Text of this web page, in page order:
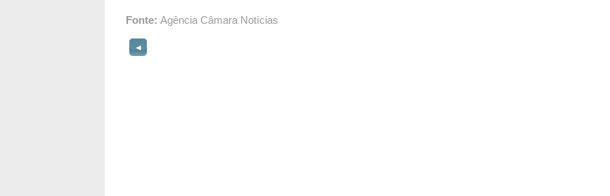
Fonte: Agência Câmara Notícias
◄